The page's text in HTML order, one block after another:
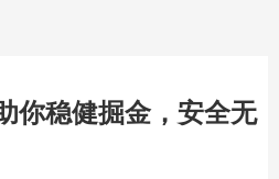
你稳健掘金，安全无